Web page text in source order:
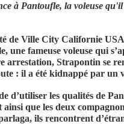
à Pantoufle, la voleuse
de Ville City Californie
une fameuse voleuse qui
arrestation, Strapontin se
: il a été kidnappé par un
d’utiliser les qualités de
que les deux
ils rencontrent